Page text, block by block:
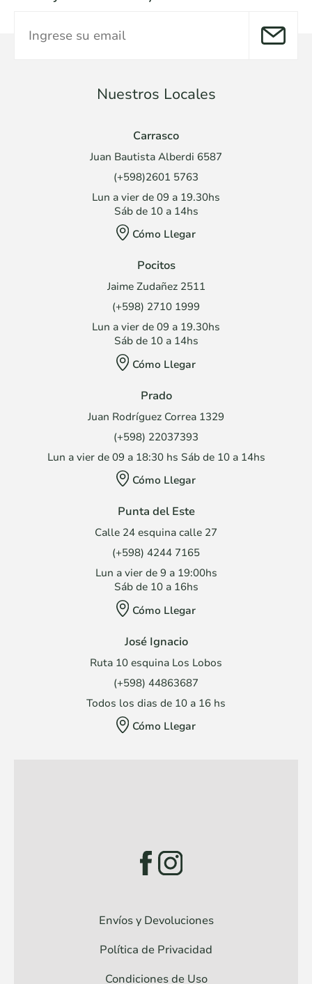
Nuestros Locales
Carrasco
Juan Bautista Alberdi 6587
(+598)2601 5763
Lun a vier de 09 a 19.30hs
Sáb de 10 a 14hs
Cómo Llegar
Pocitos
Jaime Zudañez 2511
(+598) 2710 1999
Lun a vier de 09 a 19.30hs
Sáb de 10 a 14hs
Cómo Llegar
Prado
Juan Rodríguez Correa 1329
(+598) 22037393
Lun a vier de 09 a 18:30 hs Sáb de 10 a 14hs
Cómo Llegar
Punta del Este
Calle 24 esquina calle 27
(+598) 4244 7165
Lun a vier de 9 a 19:00hs
Sáb de 10 a 16hs
Cómo Llegar
José Ignacio
Ruta 10 esquina Los Lobos
(+598) 44863687
Todos los dias de 10 a 16 hs
Cómo Llegar
Envíos y Devoluciones
Política de Privacidad
Condiciones de Uso